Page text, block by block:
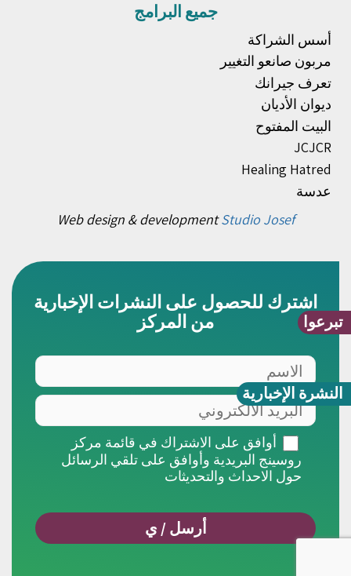
تبرعوا
النشرة الإخبارية
جميع البرامج
أسس الشراكة
مربون صانعو التغيير
تعرف جيرانك
ديوان الأديان
البيت المفتوح
JCJCR
Healing Hatred
عدسة
Web design & developmentStudio Josef
اشترك للحصول على النشرات الإخبارية
من المركز
أوافق على الاشتراك في قائمة مركز
روسينج البريدية وأوافق على تلقي الرسائل
حول الاحداث والتحديثات